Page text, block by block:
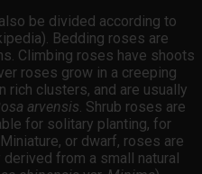
be divided according to
Bedding roses are
Climbing roses have shoots
roses grow in a creeping
clusters, and are usually
arvensis. Shrub roses are
for solitary planting, for
or dwarf, roses are
from a small natural